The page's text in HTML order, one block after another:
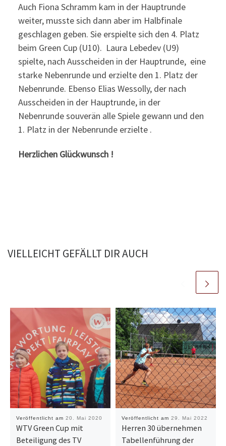
Auch Fiona Schramm kam in der Hauptrunde
weiter, musste sich dann aber im Halbfinale
geschlagen geben. Sie erspielte sich den 4. Platz
beim Green Cup (U10). Laura Lebedev (U9)
spielte, nach Ausscheiden in der Hauptrunde, eine
starke Nebenrunde und erzielte den 1. Platz der
Nebenrunde. Ebenso Elias Wessolly, der nach
Ausscheiden in der Hauptrunde, in der
Nebenrunde souverän alle Spiele gewann und den
1. Platz in der Nebenrunde erzielte .
Herzlichen Glückwunsch !
VIELLEICHT GEFÄLLT DIR AUCH
Veröffentlicht am 20. Mai 2020
WTV Green Cup mit
Beteiligung des TV
Veröffentlicht am 29. Mai 2022
Herren 30 übernehmen
Tabellenführung der